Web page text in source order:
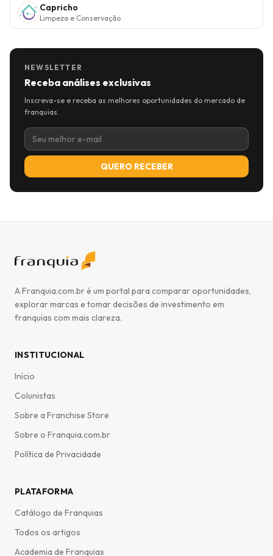
Capricho
Limpeza e Conservação
NEWSLETTER
Receba análises exclusivas
Inscreva-se e receba as melhores oportunidades do mercado de
franquias.
QUERO RECEBER
A Franquia.com.br é um portal para comparar oportunidades,
explorar marcas e tomar decisões de investimento em
franquias com mais clareza.
INSTITUCIONAL
Início
Colunistas
Sobre a Franchise Store
Sobre o Franquia.com.br
Política de Privacidade
PLATAFORMA
Catálogo de Franquias
Todos os artigos
Academia de Franquias